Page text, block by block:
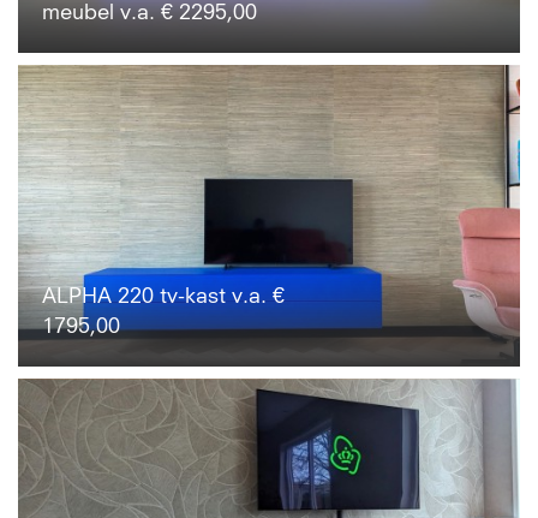
meubel v.a. € 2295,00
ALPHA 220 tv-kast v.a. €
1795,00